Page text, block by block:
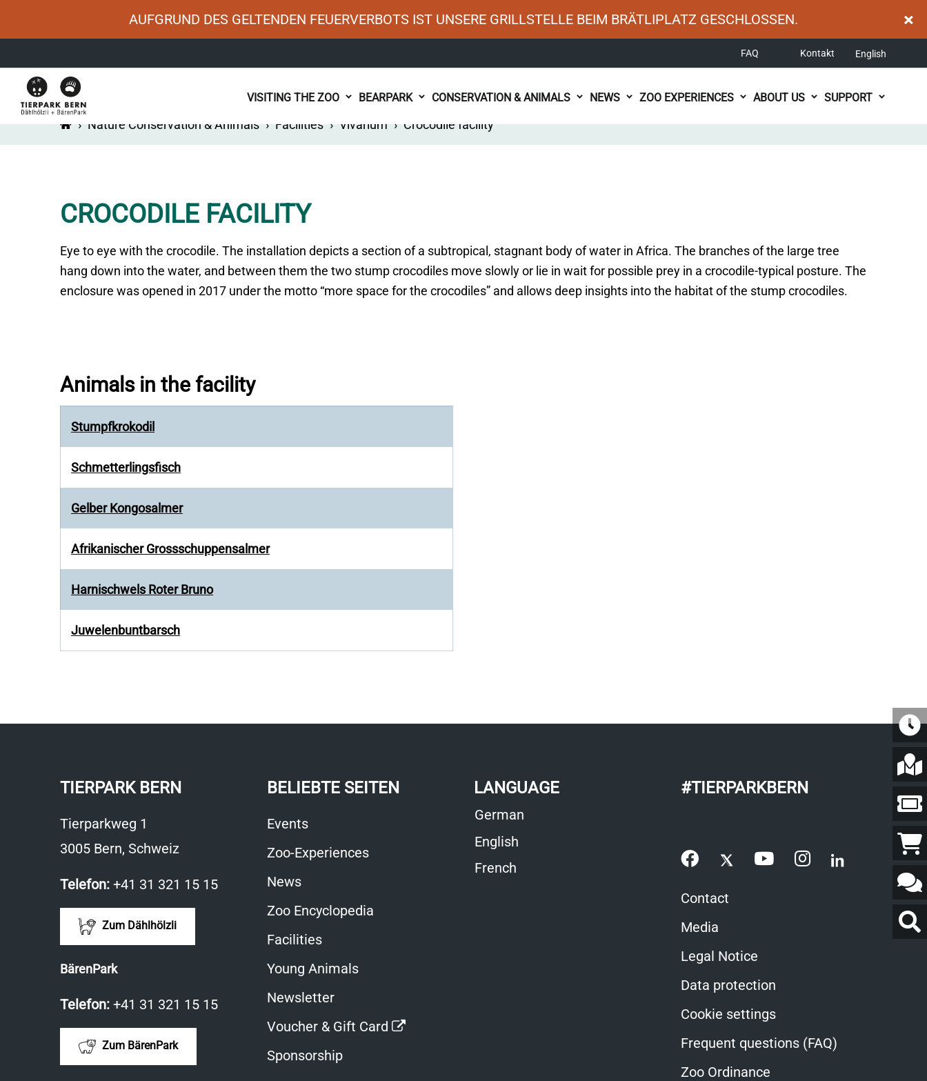
AUFGRUND DES GELTENDEN FEUERVERBOTS IST UNSERE GRILLSTELLE BEIM BRÄTLIPLATZ GESCHLOSSEN. ×
FAQ Kontakt English
navigation
VISITING THE ZOO BEARPARK CONSERVATION & ANIMALS NEWS ZOO EXPERIENCES ABOUT US SUPPORT
› Nature Conservation & Animals › Facilities › Vivarium › Crocodile facility
CROCODILE FACILITY
Eye to eye with the crocodile. The installation depicts a section of a subtropical, stagnant body of water in Africa. The branches of the large tree
hang down into the water, and between them the two stump crocodiles move slowly or lie in wait for possible prey in a crocodile-typical posture. The
enclosure was opened in 2017 under the motto “more space for the crocodiles” and allows deep insights into the habitat of the stump crocodiles.
Animals in the facility
Stumpfkrokodil
Schmetterlingsfisch
Gelber Kongosalmer
Afrikanischer Grossschuppensalmer
Harnischwels Roter Bruno
Juwelenbuntbarsch
TIERPARK BERN
Tierparkweg 1
3005 Bern, Schweiz
Telefon: +41 31 321 15 15
Zum Dählhölzli
BärenPark
Telefon: +41 31 321 15 15
Zum BärenPark
BELIEBTE SEITEN
Events
Zoo-Experiences
News
Zoo Encyclopedia
Facilities
Young Animals
Newsletter
Voucher & Gift Card
Opens
Sponsorship
LANGUAGE
German
English
French
#TIERPARKBERN
Contact
Media
Legal Notice
Data protection
Cookie settings
Frequent questions (FAQ)
Zoo Ordinance